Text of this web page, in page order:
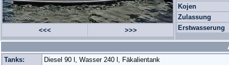
Beispielfoto
<<< >>>
Kojen
Zulassung
Erstwasserung
Tanks: Diesel 90 l, Wasser 240 l, Fäkalientank